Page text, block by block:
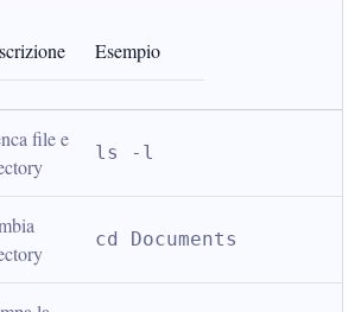
Esempio
file e
ls -l
cd Documents